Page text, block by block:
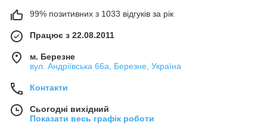
99% позитивних з 1033 відгуків за рік
Працює з 22.08.2011
м. Березне
вул. Андріївська 66а, Березне, Україна
Контакти
Сьогодні вихідний
Показати весь графік роботи